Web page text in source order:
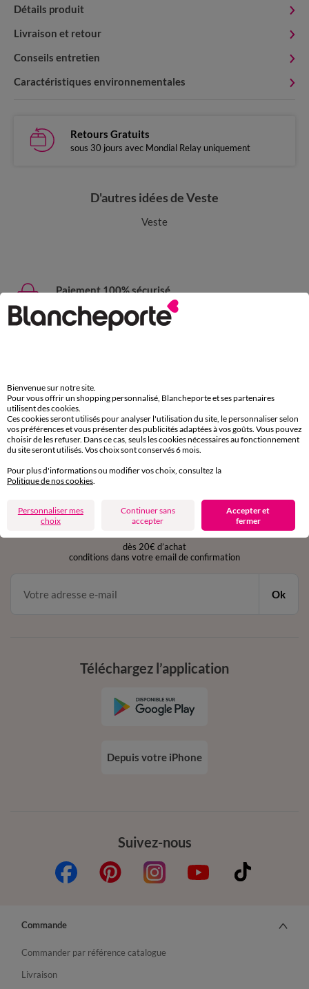
Détails produit
Livraison et retour
Conseils entretien
Caractéristiques environnementales
Retours Gratuits
sous 30 jours avec Mondial Relay uniquement
D'autres idées de Veste
Veste
Paiement 100% sécurisé
Payez plus tard ou en plusieurs fois
Retours gratuits
sous 30 jours avec Mondial Relay uniquement
Service clients
par chat et par téléphone
de 8h00 à 20h00 du lundi au samedi
11€ Offerts
en vous inscrivant à la newsletter
dès 20€ d’achat
conditions dans votre email de confirmation
Ok
Suivez-nous
Téléchargez l’application
Depuis votre iPhone
Commande
Commander par référence catalogue
Livraison
Bienvenue sur notre site.
Pour vous offrir un shopping personnalisé, Blancheporte et ses partenaires
utilisent des cookies.
Ces cookies seront utilisés pour analyser l'utilisation du site, le personnaliser selon
vos préférences et vous présenter des publicités adaptées à vos goûts. Vous pouvez
choisir de les refuser. Dans ce cas, seuls les cookies nécessaires au fonctionnement
du site seront utilisés. Vos choix sont conservés 6 mois.
Pour plus d'informations ou modifier vos choix, consultez la
Politique de nos cookies.
Personnaliser mes
choix
Continuer sans
accepter
Accepter et
fermer